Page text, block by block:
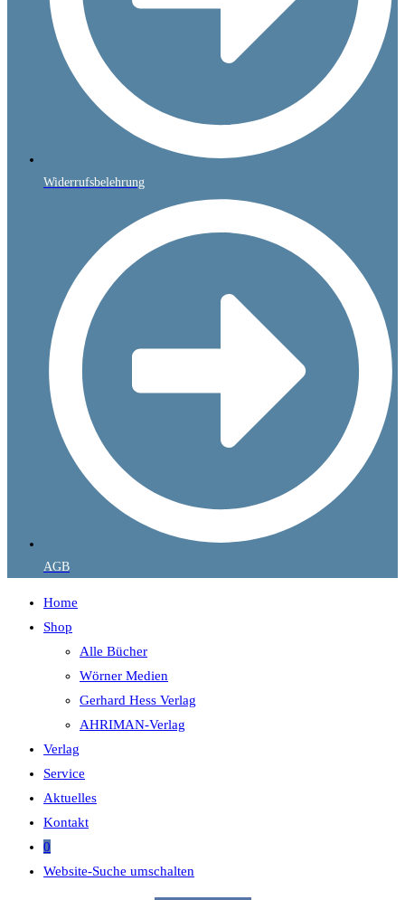
Widerrufsbelehrung
AGB
Home
Shop
Alle Bücher
Wörner Medien
Gerhard Hess Verlag
AHRIMAN-Verlag
Verlag
Service
Aktuelles
Kontakt
0
Website-Suche umschalten